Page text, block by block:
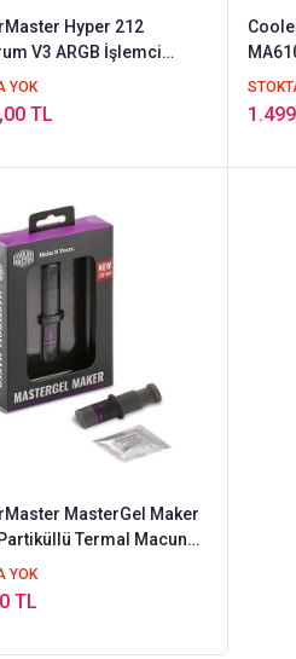
Hyper 212
V3 ARGB İşlemci
YOK
TL
Fanlı
MasterGel Maker
Termal Macun
NDSG-N15M-R2)
YOK
TL